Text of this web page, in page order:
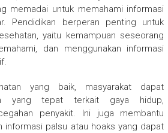
memadai untuk memahami informasi
Pendidikan berperan penting untuk
yaitu kemampuan seseorang
dan menggunakan informasi
yang baik, masyarakat dapat
yang tepat terkait gaya hidup,
penyakit. Ini juga membantu
informasi palsu atau hoaks yang dapat